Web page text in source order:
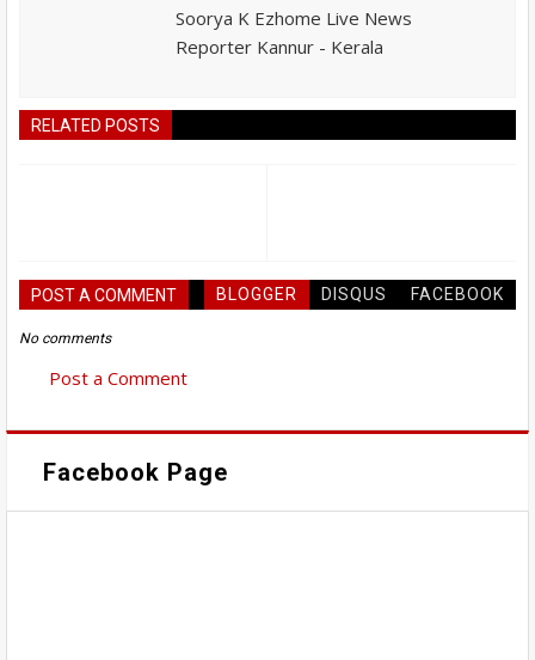
Soorya K Ezhome Live News
Reporter Kannur - Kerala
RELATED POSTS
POST A COMMENT BLOGGER DISQUS FACEBOOK
No comments
Post a Comment
Facebook Page